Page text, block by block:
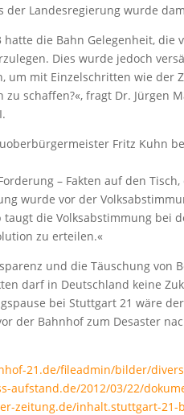
der Landesregierung wurde
hatte die Bahn Gelegenheit,
Dies wurde jedoch
um mit Einzelschritten wie der
zu schaffen?«, fragt Dr.
Fritz Kuhn
– Fakten auf den
wurde vor der
die Volksabstimmung bei
zu erteilen.«
und die Täuschung von
darf in Deutschland keine
bei Stuttgart 21 wäre
der Bahnhof zum Desaster
21.de/fileadmin/bilder/
aufstand.de/2012/03/22/
zeitung.de/inhalt.stuttgart-21-